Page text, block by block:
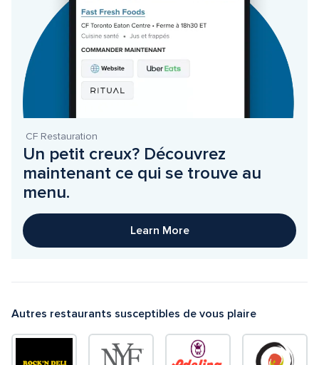
CF Restauration
Un petit creux? Découvrez
maintenant ce qui se trouve au
menu.
Learn More
Autres restaurants susceptibles de vous plaire